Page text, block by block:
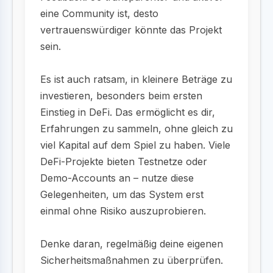
eine Community ist, desto
vertrauenswürdiger könnte das Projekt
sein.
Es ist auch ratsam, in kleinere Beträge zu
investieren, besonders beim ersten
Einstieg in DeFi. Das ermöglicht es dir,
Erfahrungen zu sammeln, ohne gleich zu
viel Kapital auf dem Spiel zu haben. Viele
DeFi-Projekte bieten Testnetze oder
Demo-Accounts an – nutze diese
Gelegenheiten, um das System erst
einmal ohne Risiko auszuprobieren.
Denke daran, regelmäßig deine eigenen
Sicherheitsmaßnahmen zu überprüfen.